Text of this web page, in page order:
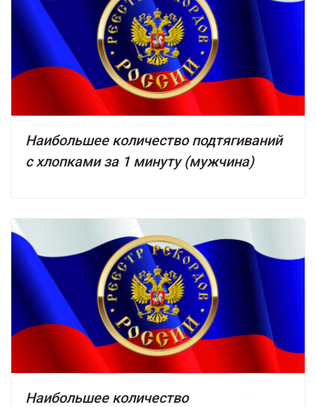
Наибольшее количество подтягиваний
с хлопками за 1 минуту (мужчина)
Наибольшее количество